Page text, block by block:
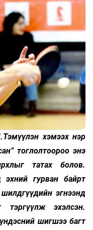
хэмээх нэр
тоглолтоороо энэ
татах болов.
эхний гурван байрт
эгнээнд
тэргүүлж эхэлсэн.
шигшээ багт